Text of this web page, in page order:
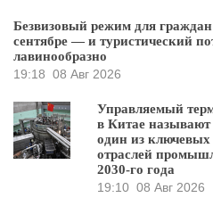
Безвизовый режим для
сентябре — и туристический
лавинообразно
19:18 08 Авг 2026
Управляемый
в Китае называют
один из ключевых
отраслей
2030-го года
19:10 08 Авг 2026